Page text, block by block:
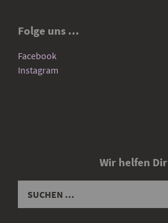
Folge uns …
Facebook
Instagram
Wir helfen Dir